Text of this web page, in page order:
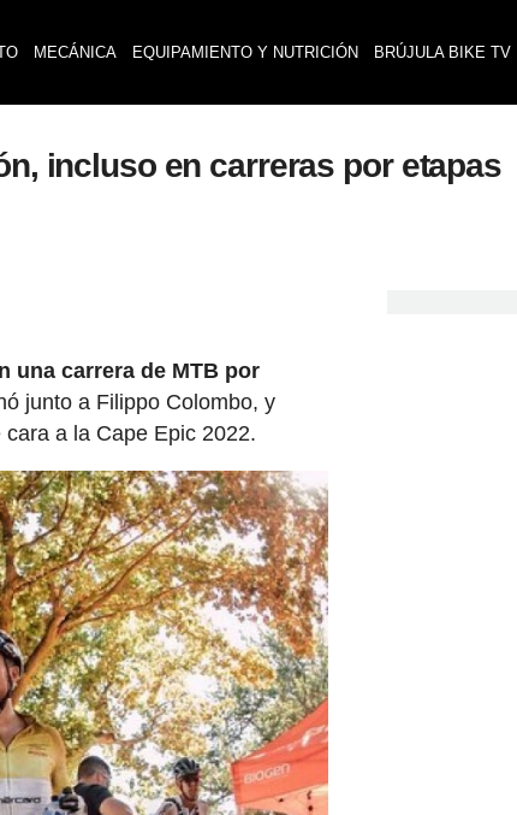
MECÁNICA EQUIPAMIENTO Y NUTRICIÓN BRÚJULA BIKE TV
incluso en carreras por etapas
una carrera de MTB por
junto a Filippo Colombo, y
a la Cape Epic 2022.